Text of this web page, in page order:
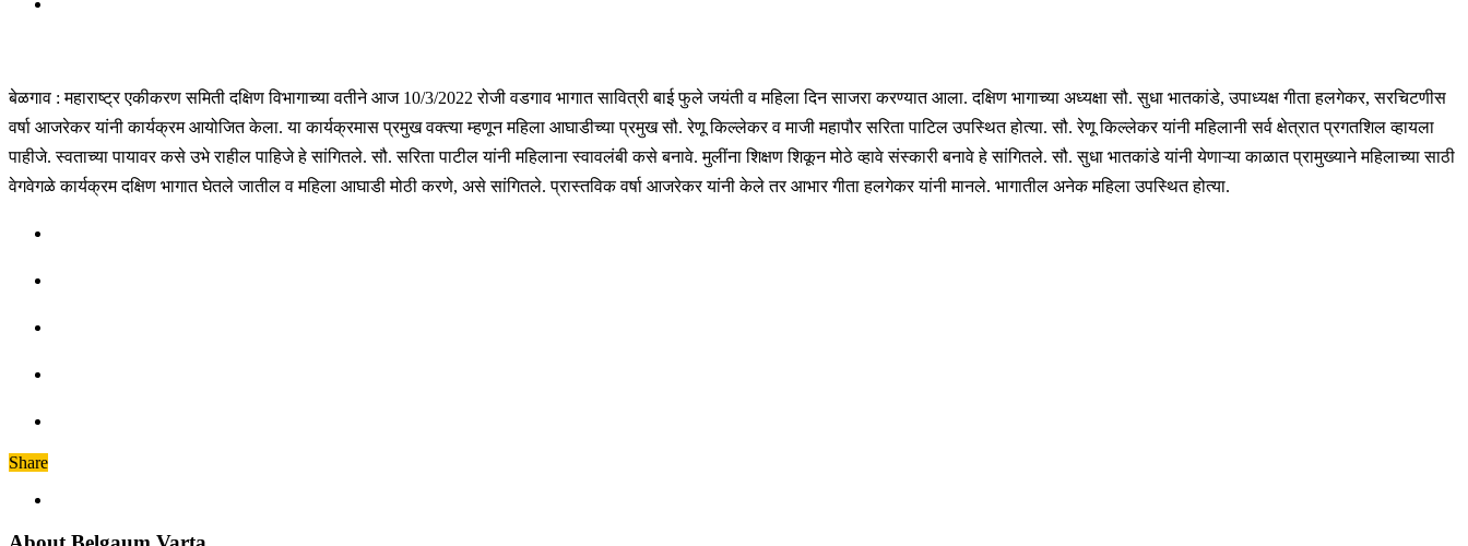
बेळगाव : महाराष्ट्र एकीकरण समिती दक्षिण विभागाच्या वतीने आज 10/3/2022 रोजी वडगाव भागात सावित्री बाई फुले जयंती व महिला दिन साजरा करण्यात आला. दक्षिण भागाच्या अध्यक्षा सौ. सुधा भातकांडे, उपाध्यक्ष गीता हलगेकर, सरचिटणीस
वर्षा आजरेकर यांनी कार्यक्रम आयोजित केला. या कार्यक्रमास प्रमुख वक्त्या म्हणून महिला आघाडीच्या प्रमुख सौ. रेणू किल्लेकर व माजी महापौर सरिता पाटिल उपस्थित होत्या. सौ. रेणू किल्लेकर यांनी महिलानी सर्व क्षेत्रात प्रगतशिल व्हायला
पाहीजे. स्वताच्या पायावर कसे उभे राहील पाहिजे हे सांगितले. सौ. सरिता पाटील यांनी महिलाना स्वावलंबी कसे बनावे. मुलींना शिक्षण शिकून मोठे व्हावे संस्कारी बनावे हे सांगितले. सौ. सुधा भातकांडे यांनी येणाऱ्या काळात प्रामुख्याने महिलाच्या साठी
वेगवेगळे कार्यक्रम दक्षिण भागात घेतले जातील व महिला आघाडी मोठी करणे, असे सांगितले. प्रास्तविक वर्षा आजरेकर यांनी केले तर आभार गीता हलगेकर यांनी मानले. भागातील अनेक महिला उपस्थित होत्या.
Share